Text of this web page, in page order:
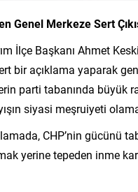
Genel Merkeze Sert
İlçe Başkanı Ahmet
bir açıklama yaparak
parti tabanında büyük
siyasi meşruiyeti
CHP’nin gücünü
yerine tepeden inme